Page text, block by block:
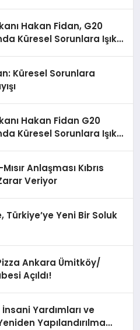
Hakan Fidan, G20
Küresel Sorunlara Işık
Küresel Sorunlara
Hakan Fidan G20
Küresel Sorunlara Işık
Anlaşması Kıbrıs
Veriyor
Türkiye’ye Yeni Bir Soluk
Ankara Ümitköy/
Açıldı!
Yardımları ve
Yapılandırılma